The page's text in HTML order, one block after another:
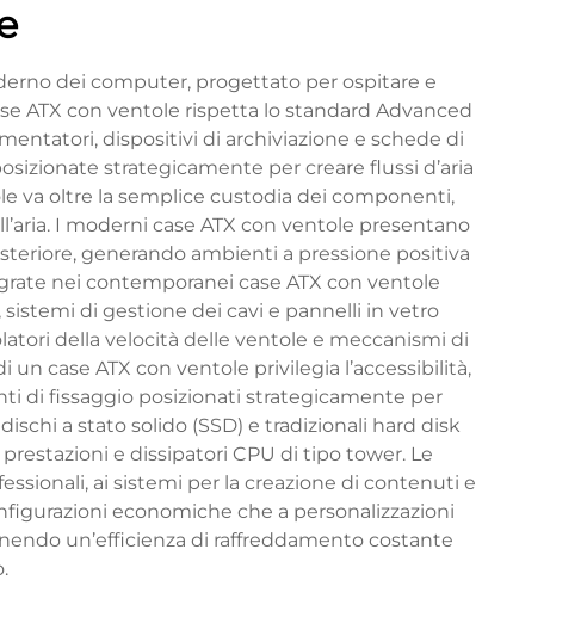
dei computer, progettato per ospitare e
ATX con ventole rispetta lo standard Advanced
dispositivi di archiviazione e schede di
strategicamente per creare flussi d’aria
va oltre la semplice custodia dei componenti,
I moderni case ATX con ventole presentano
generando ambienti a pressione positiva
nei contemporanei case ATX con ventole
di gestione dei cavi e pannelli in vetro
della velocità delle ventole e meccanismi di
case ATX con ventole privilegia l’accessibilità,
di fissaggio posizionati strategicamente per
a stato solido (SSD) e tradizionali hard disk
e dissipatori CPU di tipo tower. Le
ai sistemi per la creazione di contenuti e
economiche che a personalizzazioni
un’efficienza di raffreddamento costante